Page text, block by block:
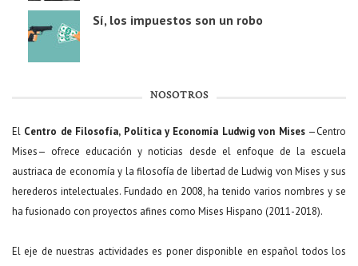
Sí, los impuestos son un robo
NOSOTROS
El Centro de Filosofía, Política y Economía Ludwig von Mises—Centro
Mises— ofrece educación y noticias desde el enfoque de la escuela
austriaca de economía y la filosofía de libertad de Ludwig von Mises y sus
herederos intelectuales. Fundado en 2008, ha tenido varios nombres y se
ha fusionado con proyectos afines como Mises Hispano (2011-2018).
El eje de nuestras actividades es poner disponible en español todos los